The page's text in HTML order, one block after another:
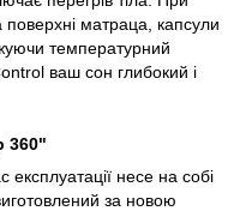
матраца, капсули
температурний
ваш сон глибокий і
360"
несе на собі
за новою